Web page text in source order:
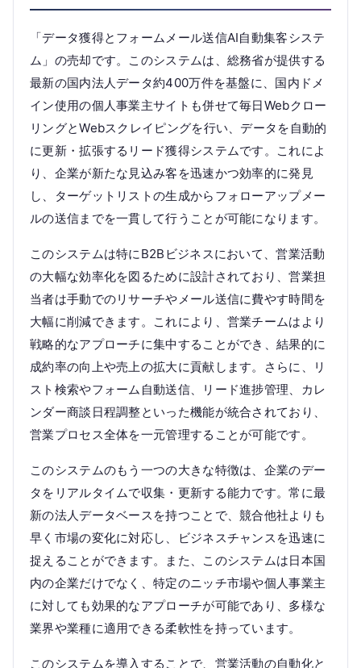
「データ獲得とフォームメール送信AI自動集客システ
ム」の売却です。このシステムは、総務省が提供する
最新の国内法人データ約400万件を基盤に、国内ドメ
イン使用の個人事業主サイトも併せて毎日Webクロー
リングとWebスクレイピングを行い、データを自動的
に更新・拡張するリード獲得システムです。これによ
り、企業が新たな見込み客を迅速かつ効率的に発見
し、ターゲットリストの生成からフォローアップメー
ルの送信までを一貫して行うことが可能になります。
このシステムは特にB2Bビジネスにおいて、営業活動
の大幅な効率化を図るために設計されており、営業担
当者は手動でのリサーチやメール送信に費やす時間を
大幅に削減できます。これにより、営業チームはより
戦略的なアプローチに集中することができ、結果的に
成約率の向上や売上の拡大に貢献します。さらに、リ
スト検索やフォーム自動送信、リード進捗管理、カレ
ンダー商談日程調整といった機能が統合されており、
営業プロセス全体を一元管理することが可能です。
このシステムのもう一つの大きな特徴は、企業のデー
タをリアルタイムで収集・更新する能力です。常に最
新の法人データベースを持つことで、競合他社よりも
早く市場の変化に対応し、ビジネスチャンスを迅速に
捉えることができます。また、このシステムは日本国
内の企業だけでなく、特定のニッチ市場や個人事業主
に対しても効果的なアプローチが可能であり、多様な
業界や業種に適用できる柔軟性を持っています。
このシステムを導入することで、営業活動の自動化と